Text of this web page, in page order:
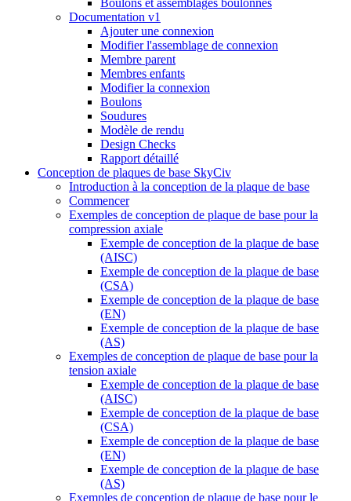
Boulons et assemblages boulonnés
Documentation v1
Ajouter une connexion
Modifier l'assemblage de connexion
Membre parent
Membres enfants
Modifier la connexion
Boulons
Soudures
Modèle de rendu
Design Checks
Rapport détaillé
Conception de plaques de base SkyCiv
Introduction à la conception de la plaque de base
Commencer
Exemples de conception de plaque de base pour la
compression axiale
Exemple de conception de la plaque de base
(AISC)
Exemple de conception de la plaque de base
(CSA)
Exemple de conception de la plaque de base
(EN)
Exemple de conception de la plaque de base
(AS)
Exemples de conception de plaque de base pour la
tension axiale
Exemple de conception de la plaque de base
(AISC)
Exemple de conception de la plaque de base
(CSA)
Exemple de conception de la plaque de base
(EN)
Exemple de conception de la plaque de base
(AS)
Exemples de conception de plaque de base pour le